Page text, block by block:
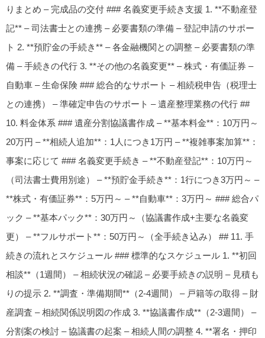
りまとめ – 完成品の交付 ### 名義変更手続き支援 1. **不動産登
記** – 司法書士との連携 – 必要書類の準備 – 登記申請のサポー
ト 2. **預貯金の手続き** – 各金融機関との調整 – 必要書類の準
備 – 手続きの代行 3. **その他の名義変更** – 株式・有価証券 –
自動車 – 生命保険 ### 総合的なサポート – 相続税申告（税理士
との連携） – 準確定申告のサポート – 遺産整理業務の代行 ##
10. 料金体系 ### 遺産分割協議書作成 – **基本料金**：10万円～
20万円 – **相続人追加**：1人につき1万円 – **複雑事案加算**：
事案に応じて ### 名義変更手続き – **不動産登記**：10万円～
（司法書士費用別途） – **預貯金手続き**：1行につき3万円～ –
**株式・有価証券**：5万円～ – **自動車**：3万円～ ### 総合パ
ック – **基本パック**：30万円～（協議書作成+主要な名義変
更） – **フルサポート**：50万円～（全手続き込み） ## 11. 手
続きの流れとスケジュール ### 標準的なスケジュール 1. **初回
相談**（1週間） – 相続状況の確認 – 必要手続きの説明 – 見積も
りの提示 2. **調査・準備期間**（2-4週間） – 戸籍等の取得 – 財
産調査 – 相続関係説明図の作成 3. **協議書作成**（2-3週間） –
分割案の検討 – 協議書の起案 – 相続人間の調整 4. **署名・押印